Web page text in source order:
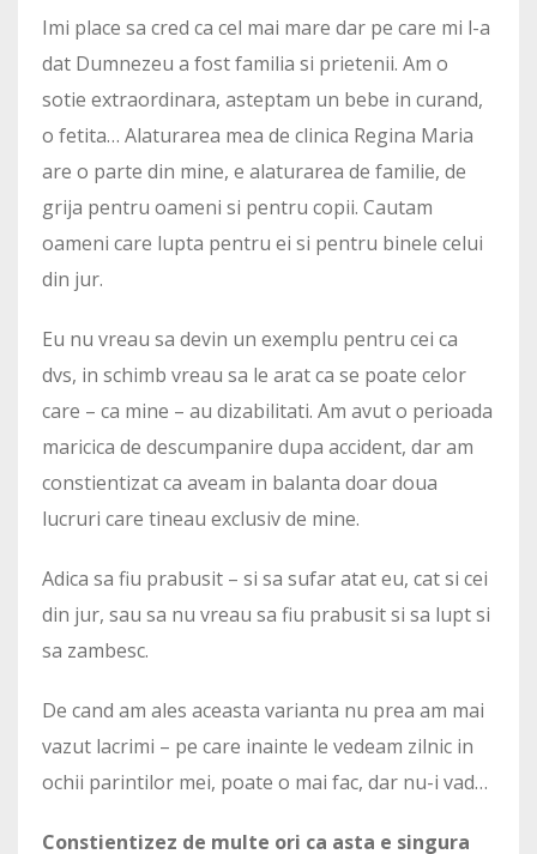
Imi place sa cred ca cel mai mare dar pe care mi l-a
dat Dumnezeu a fost familia si prietenii. Am o
sotie extraordinara, asteptam un bebe in curand,
o fetita… Alaturarea mea de clinica Regina Maria
are o parte din mine, e alaturarea de familie, de
grija pentru oameni si pentru copii. Cautam
oameni care lupta pentru ei si pentru binele celui
din jur.
Eu nu vreau sa devin un exemplu pentru cei ca
dvs, in schimb vreau sa le arat ca se poate celor
care – ca mine – au dizabilitati. Am avut o perioada
maricica de descumpanire dupa accident, dar am
constientizat ca aveam in balanta doar doua
lucruri care tineau exclusiv de mine.
Adica sa fiu prabusit – si sa sufar atat eu, cat si cei
din jur, sau sa nu vreau sa fiu prabusit si sa lupt si
sa zambesc.
De cand am ales aceasta varianta nu prea am mai
vazut lacrimi – pe care inainte le vedeam zilnic in
ochii parintilor mei, poate o mai fac, dar nu-i vad…
Constientizez de multe ori ca asta e singura